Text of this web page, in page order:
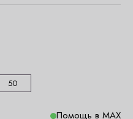
50
Помощь в MAX